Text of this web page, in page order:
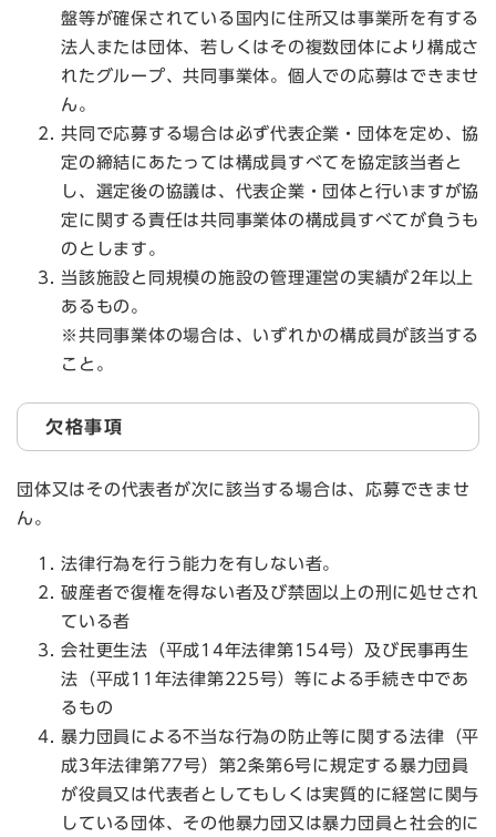
盤等が確保されている国内に住所又は事業所を有する
法人または団体、若しくはその複数団体により構成さ
れたグループ、共同事業体。個人での応募はできませ
ん。
共同で応募する場合は必ず代表企業・団体を定め、協
定の締結にあたっては構成員すべてを協定該当者と
し、選定後の協議は、代表企業・団体と行いますが協
定に関する責任は共同事業体の構成員すべてが負うも
のとします。
当該施設と同規模の施設の管理運営の実績が2年以上
あるもの。
※共同事業体の場合は、いずれかの構成員が該当する
こと。
欠格事項
団体又はその代表者が次に該当する場合は、応募できませ
ん。
法律行為を行う能力を有しない者。
破産者で復権を得ない者及び禁固以上の刑に処せされ
ている者
会社更生法（平成14年法律第154号）及び民事再生
法（平成11年法律第225号）等による手続き中であ
るもの
暴力団員による不当な行為の防止等に関する法律（平
成3年法律第77号）第2条第6号に規定する暴力団員
が役員又は代表者としてもしくは実質的に経営に関与
している団体、その他暴力団又は暴力団員と社会的に